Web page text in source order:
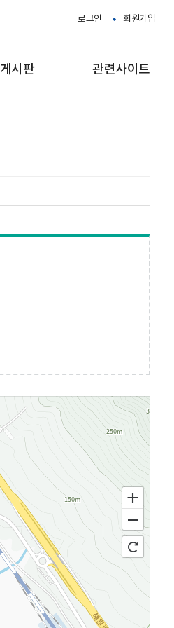
로그인 회원가입
게시판 관련사이트